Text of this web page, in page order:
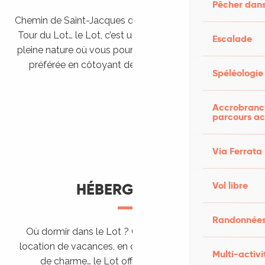
Pêcher
Escalade
Spéléologie
parcours
Via Ferrata
Vol libre
Multi-
Chemin de Saint-Jacques de Compostelle, Véloroutes,
Tour du Lot… le Lot, c’est une véritable destination de
pleine nature où vous pourrez pratiquer votre activité
préférée en côtoyant des paysages grandioses.
HÉBERGEMENTS
Où dormir dans le Lot ? Chez l’habitant, dans une
location de vacances, en camping, ou dans un hôtel
de charme… le Lot offre des hébergements